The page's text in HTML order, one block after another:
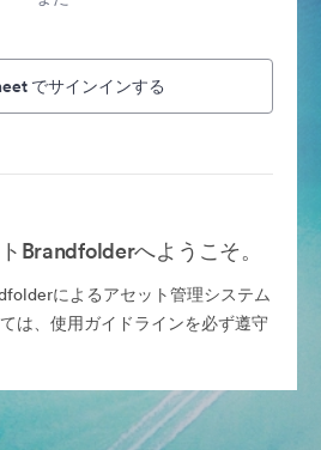
でサインインする
Brandfolderへようこそ。
によるアセット管理システム
は、使用ガイドラインを必ず遵守